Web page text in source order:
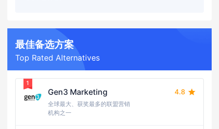
最佳备选方案
Top Rated Alternatives
Gen3 Marketing 4.8
全球最大、获奖最多的联盟营销
机构之一